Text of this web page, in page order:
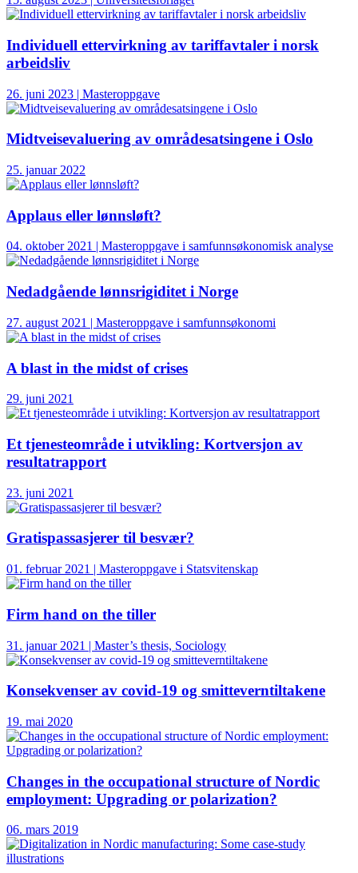
Individuell ettervirkning av tariffavtaler i norsk
arbeidsliv
26. juni 2023 | Masteroppgave
Midtveisevaluering av områdesatsingene i Oslo
25. januar 2022
Applaus eller lønnsløft?
04. oktober 2021 | Masteroppgave i samfunnsøkonomisk analyse
Nedadgående lønnsrigiditet i Norge
27. august 2021 | Masteroppgave i samfunnsøkonomi
A blast in the midst of crises
29. juni 2021
Et tjenesteområde i utvikling: Kortversjon av
resultatrapport
23. juni 2021
Gratispassasjerer til besvær?
01. februar 2021 | Masteroppgave i Statsvitenskap
Firm hand on the tiller
31. januar 2021 | Master’s thesis, Sociology
Konsekvenser av covid-19 og smitteverntiltakene
19. mai 2020
Changes in the occupational structure of Nordic
employment: Upgrading or polarization?
06. mars 2019